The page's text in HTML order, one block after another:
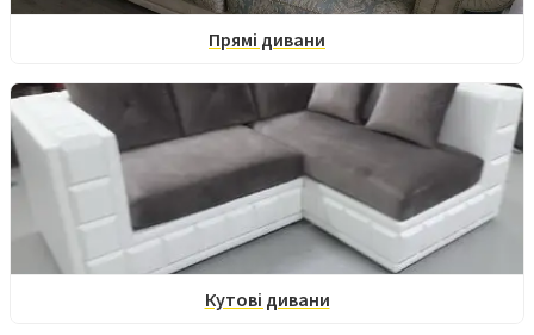
Прямі дивани
Кутові дивани